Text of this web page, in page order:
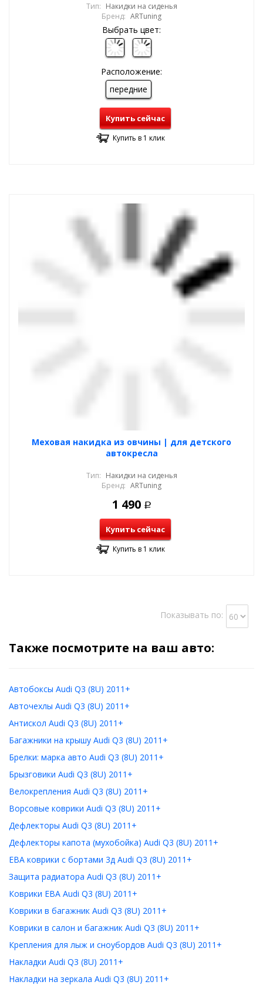
Тип: Накидки на сиденья
Бренд: ARTuning
Выбрать цвет:
Расположение:
передние
Купить сейчас
Купить в 1 клик
Меховая накидка из овчины | для детского
автокресла
Тип: Накидки на сиденья
Бренд: ARTuning
1 490 Р
Купить сейчас
Купить в 1 клик
Показывать по:
Также посмотрите на ваш авто:
Автобоксы Audi Q3 (8U) 2011+
Авточехлы Audi Q3 (8U) 2011+
Антискол Audi Q3 (8U) 2011+
Багажники на крышу Audi Q3 (8U) 2011+
Брелки: марка авто Audi Q3 (8U) 2011+
Брызговики Audi Q3 (8U) 2011+
Велокрепления Audi Q3 (8U) 2011+
Ворсовые коврики Audi Q3 (8U) 2011+
Дефлекторы Audi Q3 (8U) 2011+
Дефлекторы капота (мухобойка) Audi Q3 (8U) 2011+
ЕВА коврики с бортами 3д Audi Q3 (8U) 2011+
Защита радиатора Audi Q3 (8U) 2011+
Коврики ЕВА Audi Q3 (8U) 2011+
Коврики в багажник Audi Q3 (8U) 2011+
Коврики в салон и багажник Audi Q3 (8U) 2011+
Крепления для лыж и сноубордов Audi Q3 (8U) 2011+
Накладки Audi Q3 (8U) 2011+
Накладки на зеркала Audi Q3 (8U) 2011+